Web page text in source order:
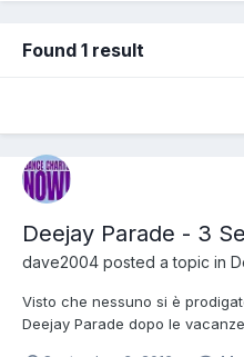
Found 1 result
Deejay Parade - 3
dave2004 posted a topic in
Visto che nessuno si è
Deejay Parade dopo le